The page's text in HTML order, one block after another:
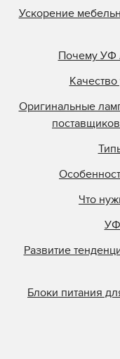
Ускорение
Почему УФ
Оригинальные
Что
УФ
Развитие
Блоки питания